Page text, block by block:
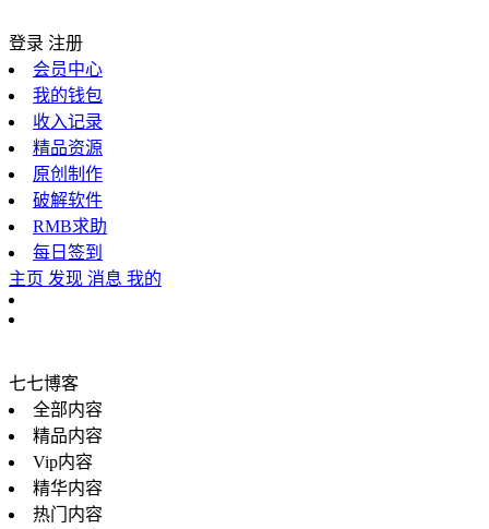
登录 注册
会员中心
我的钱包
收入记录
精品资源
原创制作
破解软件
RMB求助
每日签到
主页 发现 消息 我的
七七博客
全部内容
精品内容
Vip内容
精华内容
热门内容